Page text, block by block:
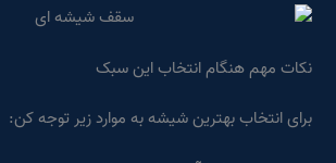
نکات مهم هنگام انتخاب این سبک
برای انتخاب بهترین شیشه به موارد زیر توجه کن: